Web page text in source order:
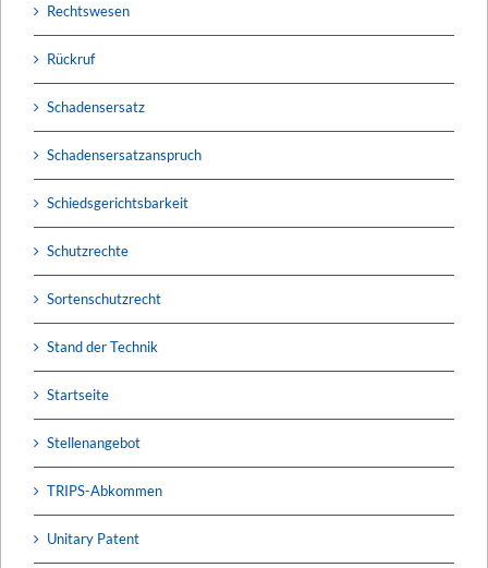
Rechtswesen
Rückruf
Schadensersatz
Schadensersatzanspruch
Schiedsgerichtsbarkeit
Schutzrechte
Sortenschutzrecht
Stand der Technik
Startseite
Stellenangebot
TRIPS-Abkommen
Unitary Patent